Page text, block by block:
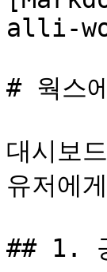
alli-
# 웍스
대시보
유저에
## 1.